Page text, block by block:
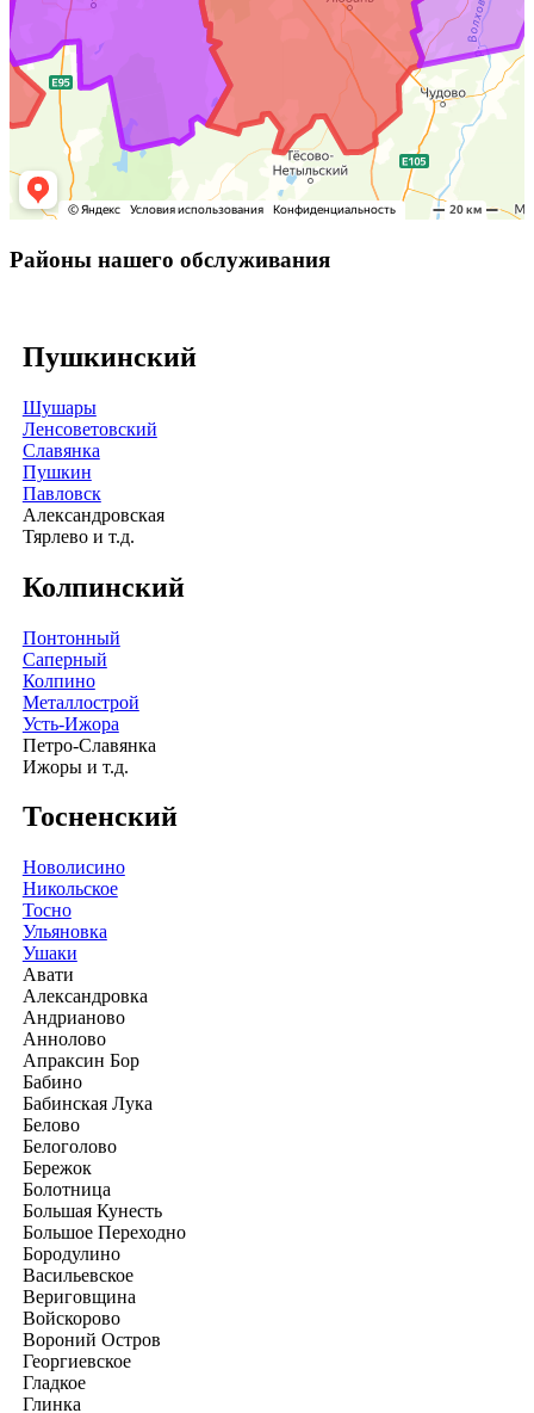
Районы нашего обслуживания
Пушкинский
Шушары
Ленсоветовский
Славянка
Пушкин
Павловск
Александровская
Тярлево и т.д.
Колпинский
Понтонный
Саперный
Колпино
Металлострой
Усть-Ижора
Петро-Славянка
Ижоры и т.д.
Тосненский
Новолисино
Никольское
Тосно
Ульяновка
Ушаки
Авати
Александровка
Андрианово
Аннолово
Апраксин Бор
Бабино
Бабинская Лука
Белово
Белоголово
Бережок
Болотница
Большая Кунесть
Большое Переходно
Бородулино
Васильевское
Вериговщина
Войскорово
Вороний Остров
Георгиевское
Гладкое
Глинка